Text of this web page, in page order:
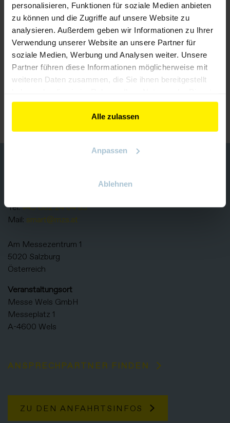
personalisieren, Funktionen für soziale Medien anbieten
zu können und die Zugriffe auf unsere Website zu
analysieren. Außerdem geben wir Informationen zu Ihrer
Verwendung unserer Website an unsere Partner für
soziale Medien, Werbung und Analysen weiter. Unsere
Partner führen diese Informationen möglicherweise mit
weiteren Daten zusammen, die Sie ihnen bereitgestellt
gesammelt haben.
Alle zulassen
Anpassen
Ablehnen
Doosan Robotics
Tel:+43 662 24 04 83
Mail: smart@mzs.at
Am Messezentrum 1
5020 Salzburg
Österreich
Veranstaltungsort
Messe Wels GmbH
Messeplatz 1
A-4600 Wels
ANSPRECHPARTNER FINDEN
ZU DEN ANFAHRTSINFOS